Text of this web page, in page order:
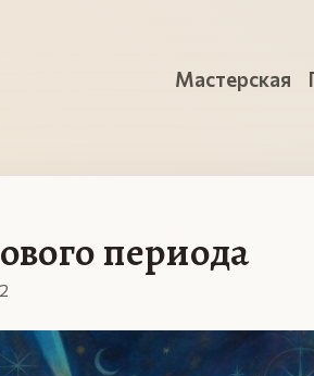
Мастерская
периода